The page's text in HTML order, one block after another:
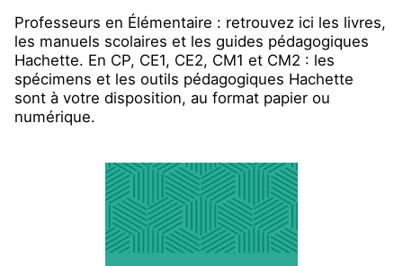
Professeurs en Élémentaire : retrouvez ici les livres,
les manuels scolaires et les guides pédagogiques
Hachette. En CP, CE1, CE2, CM1 et CM2 : les
spécimens et les outils pédagogiques Hachette
sont à votre disposition, au format papier ou
numérique.